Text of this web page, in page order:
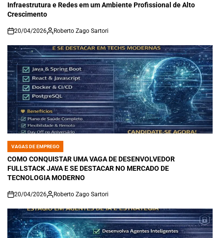
Infraestrutura e Redes em um Ambiente Profissional de Alto
Crescimento
on
20/04/2026 Roberto Zago Sartori
POSTED
IN
VAGAS DE EMPREGO
COMO CONQUISTAR UMA VAGA DE DESENVOLVEDOR
FULLSTACK JAVA E SE DESTACAR NO MERCADO DE
TECNOLOGIA MODERNO
on
20/04/2026 Roberto Zago Sartori